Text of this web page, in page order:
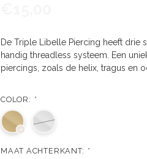
De Triple Libelle Piercing heeft drie
handig threadless systeem. Een
piercings, zoals de helix, tragus en
COLOR: *
MAAT ACHTERKANT: *